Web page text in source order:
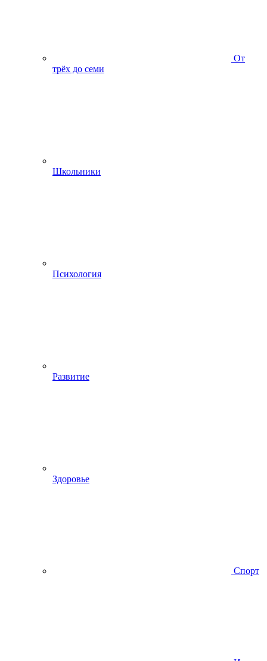
От
трёх до семи
Школьники
Психология
Развитие
Здоровье
Спорт